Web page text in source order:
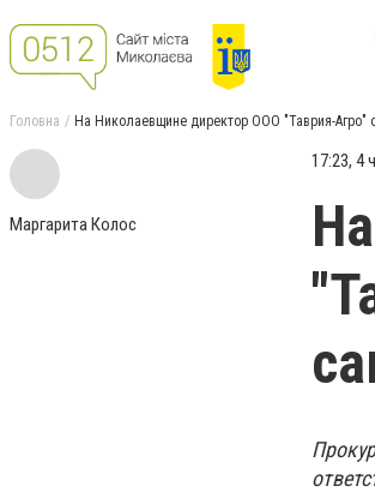
Головна На Николаевщине директор ООО "Таврия-Агро"
Маргарита Колос
17:23, 4